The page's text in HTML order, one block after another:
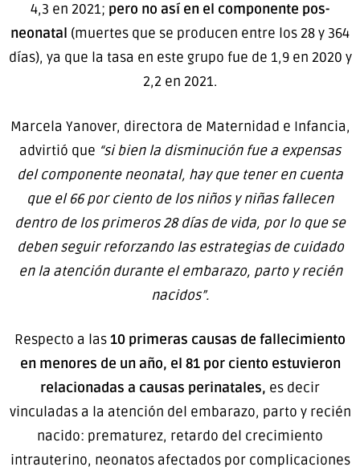
4,3 en 2021; pero no así en el componente pos-
neonatal (muertes que se producen entre los 28 y 364
días), ya que la tasa en este grupo fue de 1,9 en 2020 y
2,2 en 2021.
Marcela Yanover, directora de Maternidad e Infancia,
advirtió que “si bien la disminución fue a expensas
del componente neonatal, hay que tener en cuenta
que el 66 por ciento de los niños y niñas fallecen
dentro de los primeros 28 días de vida, por lo que se
deben seguir reforzando las estrategias de cuidado
en la atención durante el embarazo, parto y recién
nacidos”.
Respecto a las10 primeras causas de fallecimiento
en menores de un año, el 81 por ciento estuvieron
relacionadas a causas perinatales, es decir
vinculadas a la atención del embarazo, parto y recién
nacido: prematurez, retardo del crecimiento
intrauterino, neonatos afectados por complicaciones